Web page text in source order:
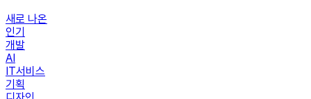
새로 나온
인기
개발
AI
IT서비스
기획